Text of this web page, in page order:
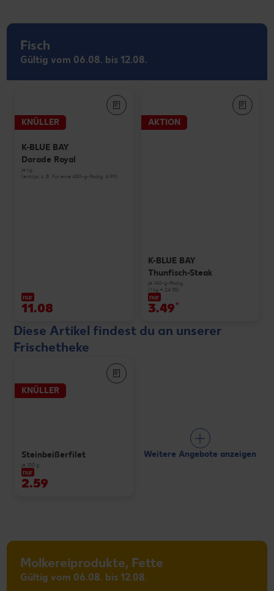
Fisch
Gültig vom 06.08. bis 12.08.
KNÜLLER
K-BLUE BAY
Dorade Royal
je kg
(entspr. z. B. für eine 450-g-Packg. 4.99)
nur
11.08
AKTION
K-BLUE BAY
Thunfisch-Steak
je 140-g-Packg.
(1 kg = 24.93)
nur
3.49*
Diese Artikel findest du an unserer
Frischetheke
KNÜLLER
Steinbeißerfilet
je 100 g
nur
2.59
Weitere Angebote anzeigen
Molkereiprodukte, Fette
Gültig vom 06.08. bis 12.08.